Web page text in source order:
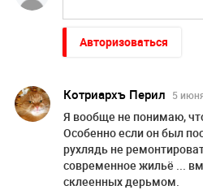
Авторизоваться
Котриархъ Перил 5
Я вообще не понимаю,
Особенно если он был
рухлядь не
современное жильё ...
склеенных дерьмом.